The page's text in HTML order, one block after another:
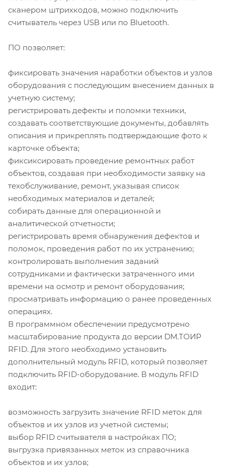
сканером штрихкодов, можно подключить
считыватель через USB или по Bluetooth.
ПО позволяет:
фиксировать значения наработки объектов и узлов
оборудования с последующим внесением данных в
учетную систему;
регистрировать дефекты и поломки техники,
создавать соответствующие документы, добавлять
описания и прикреплять подтверждающие фото к
карточке объекта;
фиксиксировать проведение ремонтных работ
объектов, создавая при необходимости заявку на
техобслуживание, ремонт, указывая список
необходимых материалов и деталей;
собирать данные для операционной и
аналитической отчетности;
регистрировать время обнаружения дефектов и
поломок, проведения работ по их устранению;
контролировать выполнения заданий
сотрудниками и фактически затраченного ими
времени на осмотр и ремонт оборудования;
просматривать информацию о ранее проведенных
операциях.
В программном обеспечении предусмотрено
масштабирование продукта до версии DM.ТОИР
RFID. Для этого необходимо установить
дополнительный модуль RFID, который позволяет
подключить RFID-оборудование. В модуль RFID
входит:
возможность загрузить значение RFID меток для
объектов и их узлов из учетной системы;
выбор RFID считывателя в настройках ПО;
выгрузка привязанных меток из справочника
объектов и их узлов;